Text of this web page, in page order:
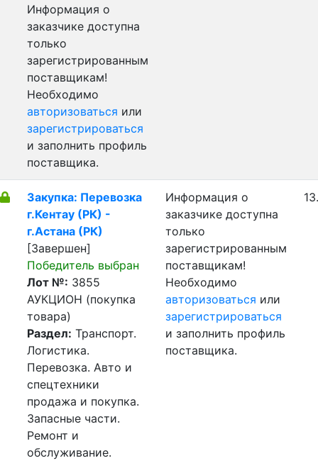
Информация о
заказчике доступна
только
зарегистрированным
поставщикам!
Необходимо
авторизоваться или
зарегистрироваться
и заполнить профиль
поставщика.
Закупка: Перевозка
г.Кентау (РК) -
г.Астана (РК)
[Завершен]
Победитель выбран
Лот №: 3855
АУКЦИОН (покупка
товара)
Раздел: Транспорт.
Логистика.
Перевозка. Авто и
спецтехники
продажа и покупка.
Запасные части.
Ремонт и
обслуживание.
Информация о
заказчике доступна
только
зарегистрированным
поставщикам!
Необходимо
авторизоваться или
зарегистрироваться
и заполнить профиль
поставщика.